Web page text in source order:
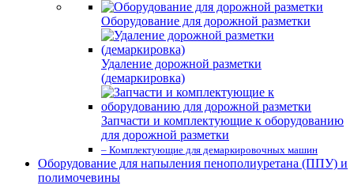
Оборудование для дорожной разметки
Удаление дорожной разметки
(демаркировка)
Запчасти и комплектующие к оборудованию
для дорожной разметки
– Комплектующие для демаркировочных машин
Оборудование для напыления пенополиуретана (ППУ) и
полимочевины